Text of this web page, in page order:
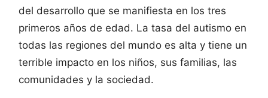
del desarrollo que se manifiesta en los tres
primeros años de edad. La tasa del autismo en
todas las regiones del mundo es alta y tiene un
terrible impacto en los niños, sus familias, las
comunidades y la sociedad.